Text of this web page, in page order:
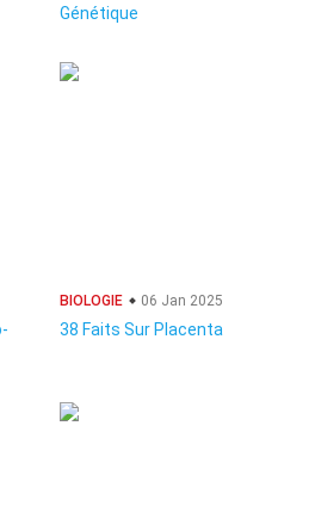
Génétique
BIOLOGIE 06 Jan 2025
38 Faits Sur Placenta